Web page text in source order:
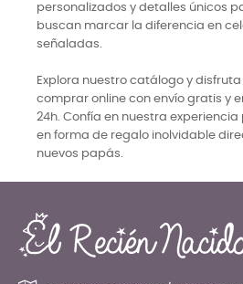
personalizados y detalles únicos
buscan marcar la diferencia en
señaladas.
Explora nuestro catálogo y
comprar online con envío gratis y
24h. Confía en nuestra
en forma de regalo inolvidable
nuevos papás.